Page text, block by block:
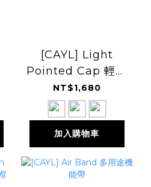
[CAYL] Light
Pointed Cap 輕量
拼接帽
NT$1,680
加入購物車